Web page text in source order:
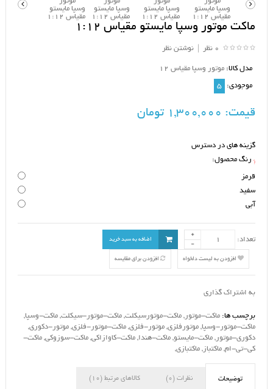
ماکت موتور وسپا مایستو مقیاس 1:12
0 نظر نوشتن نظر
مدل کالا: موتور وسپا مقیاس 12
موجودی: 5
قیمت:
گزینه های در دسترس
* رنگ محصول:
قرمز
سفید
آبی
تعداد: اضافه به سبد خرید
افزودن به لیست دلخواه افزودن برای مقایسه
به اشتراک گذاری
برچسب ها: ماکت-موتور , ماکت-موتورسیکلت, ماکت-موتور-سیکلت, ماکت-وسپا,
ماکت-موتور-وسپا, موتورفلزی, موتور-فلزی, ماکت-موتور-فلزی, موتور-دکوری,
دکوری-موتور , ماکت-مایستو, ماکت-هندا, ماکت-کاوازاکی, ماکت-سوزوکی, ماکت-
کی-تی-ام, ماکتباز , ماکتبازی,
توضیحات نظرات (0) کالاهای مرتبط (10)